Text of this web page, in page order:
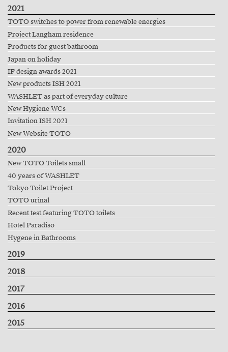
2021
TOTO switches to power from renewable energies
Project Langham residence
Products for guest bathroom
Japan on holiday
IF design awards 2021
New products ISH 2021
WASHLET as part of everyday culture
New Hygiene WCs
Invitation ISH 2021
New Website TOTO
2020
New TOTO Toilets small
40 years of WASHLET
Tokyo Toilet Project
TOTO urinal
Recent test featuring TOTO toilets
Hotel Paradiso
Hygene in Bathrooms
2019
2018
2017
2016
2015